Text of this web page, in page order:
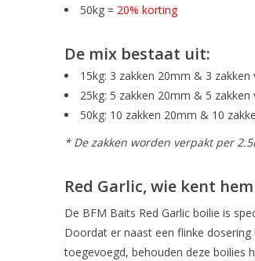
50kg = 20% korting
De mix bestaat uit:
15kg: 3 zakken 20mm & 3
25kg: 5 zakken 20mm & 5
50kg: 10 zakken 20mm & 10
* De zakken worden verpakt per
Red Garlic, wie kent
De BFM Baits Red Garlic boilie is
Doordat er naast een flinke
toegevoegd, behouden deze boilies